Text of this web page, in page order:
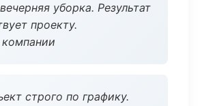
уборка. Результат
проекту.
строго по графику.